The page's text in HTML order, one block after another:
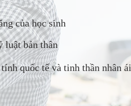
của học sinh
luật bản thân
quốc tế và tinh thần nhân ái​